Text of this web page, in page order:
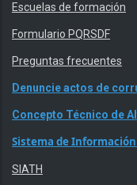
Escuelas de formación
Formulario PQRSDF
Preguntas frecuentes
Denuncie actos de
Concepto Técnico de
Sistema de
SIATH